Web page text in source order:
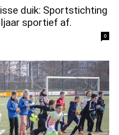
duik: Sportstichting
sportief af.
0